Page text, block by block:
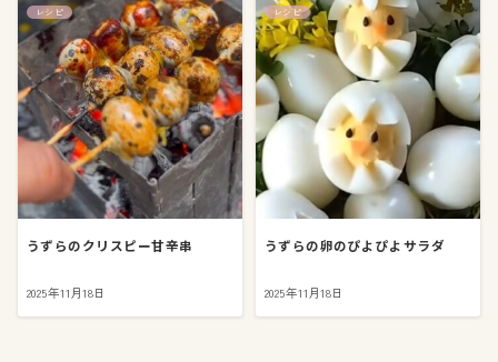
レシピ
うずらのクリスピー甘辛串
2025年11月18日
レシピ
うずらの卵のぴよぴよサラダ
2025年11月18日